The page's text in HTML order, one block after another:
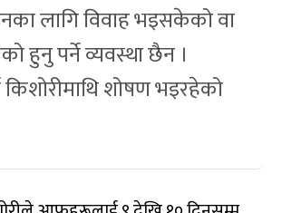
लागि विवाह भइसकेको वा
हुनु पर्ने व्यवस्था छैन ।
शोषण भइरहेको